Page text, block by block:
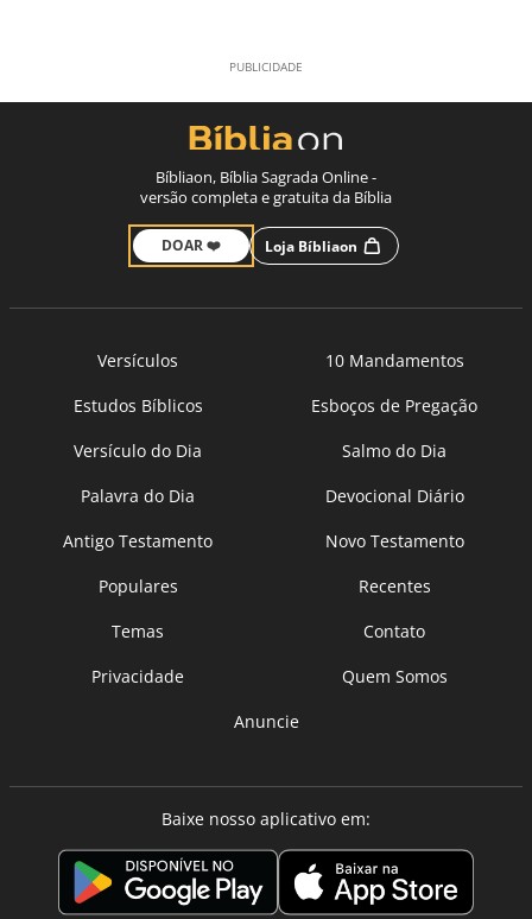
Bíbliaon, Bíblia Sagrada Online -
versão completa e gratuita da Bíblia
DOAR ❤️ Loja Bíbliaon
Versículos
10 Mandamentos
Estudos Bíblicos
Esboços de Pregação
Versículo do Dia
Salmo do Dia
Palavra do Dia
Devocional Diário
Antigo Testamento
Novo Testamento
Populares
Recentes
Temas
Contato
Privacidade
Quem Somos
Anuncie
Baixe nosso aplicativo em: